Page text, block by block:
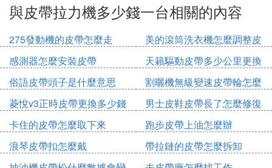
與皮帶拉力機多少錢一台相關的內容
275發動機的皮帶怎麼走
美的滾筒洗衣機怎麼調整皮
帶輪
感測器怎麼安裝皮帶
天籟驅動皮帶多少公里更換
俗語皮帶頭子是什麼意思
割曬機無級變速皮帶輪怎麼
拆
菱悅v3正時皮帶更換多少錢
男士皮鞋皮帶長了怎麼修復
卡住的皮帶怎麼取下來
跑步皮帶上油怎麼辦
浪琴皮帶扣怎麼戴
帶拉鏈的皮帶怎麼拆卸